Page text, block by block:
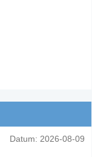
Datum: 2026-08-09